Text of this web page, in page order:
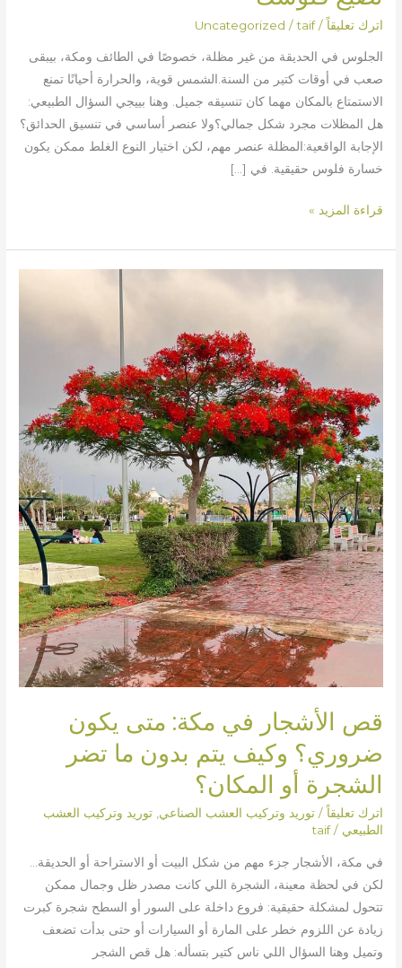
اترك تعليقاً /
Uncategorized /taif
الجلوس في الحديقة من غير مظلة، خصوصًا في الطائف ومكة، بيبقى
صعب في أوقات كتير من السنة.الشمس قوية، والحرارة أحيانًا تمنع
الاستمتاع بالمكان مهما كان تنسيقه جميل. وهنا بييجي السؤال الطبيعي:
هل المظلات مجرد شكل جمالي؟ولا عنصر أساسي في تنسيق الحدائق؟
الإجابة الواقعية:المظلة عنصر مهم، لكن اختيار النوع الغلط ممكن يكون
خسارة فلوس حقيقية. في […]
قراءة المزيد »
قص الأشجار في مكة: متى يكون
ضروري؟ وكيف يتم بدون ما تضر
الشجرة أو المكان؟
اترك تعليقاً /توريد وتركيب العشب الصناعي ,توريد وتركيب العشب
الطبيعي /
taif
في مكة، الأشجار جزء مهم من شكل البيت أو الاستراحة أو الحديقة…
لكن في لحظة معينة، الشجرة اللي كانت مصدر ظل وجمال ممكن
تتحول لمشكلة حقيقية: فروع داخلة على السور أو السطح شجرة كبرت
زيادة عن اللزوم خطر على المارة أو السيارات أو حتى بدأت تضعف
وتميل وهنا السؤال اللي ناس كتير بتسأله: هل قص الشجر
يكون
ضروري؟
وكيف
يتم
بدون
ما
تضر
الشجرة
أو
المكان؟